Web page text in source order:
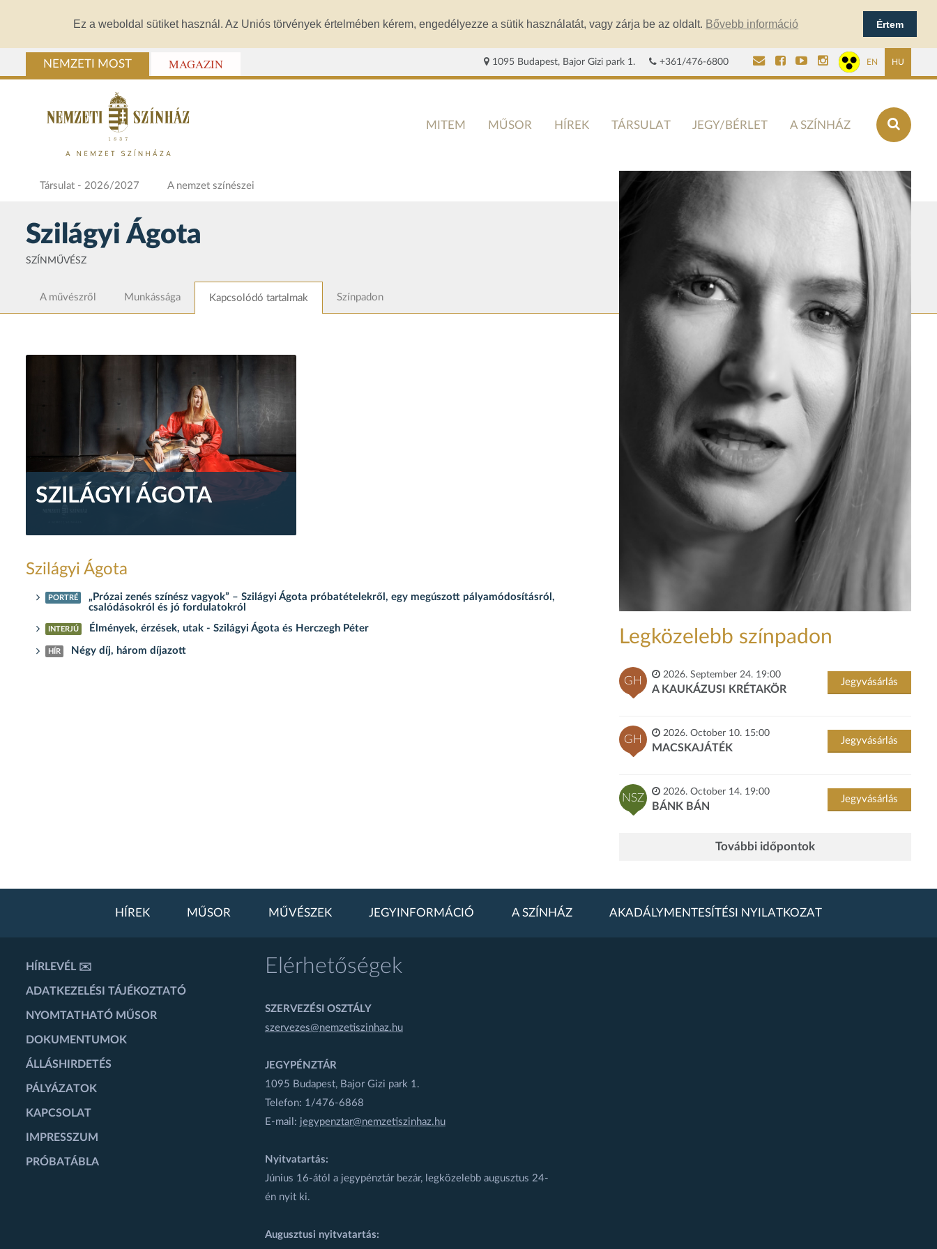
Ez a weboldal sütiket használ. Az Uniós törvények értelmében kérem, engedélyezze a sütik használatát, vagy zárja be az oldalt. Bővebb információ Értem
NEMZETI MOST MAGAZIN 1095 Budapest, Bajor Gizi park 1. +361/476-6800 EN HU
MITEM MŰSOR HÍREK TÁRSULAT JEGY/BÉRLET A SZÍNHÁZ
Társulat - 2026/2027 A nemzet színészei
Szilágyi Ágota
SZÍNMŰVÉSZ
A művészről Munkássága Kapcsolódó tartalmak Színpadon
SZILÁGYI ÁGOTA
Szilágyi Ágota
PORTRÉ
„Prózai zenés színész vagyok” – Szilágyi Ágota próbatételekről, egy megúszott pályamódosításról,
csalódásokról és jó fordulatokról
INTERJÚ Élmények, érzések, utak - Szilágyi Ágota és Herczegh Péter
HÍR Négy díj, három díjazott
Legközelebb színpadon
GH
2026. September 24. 19:00
A KAUKÁZUSI KRÉTAKÖR
Jegyvásárlás
GH
2026. October 10. 15:00
MACSKAJÁTÉK
Jegyvásárlás
NSZ
2026. October 14. 19:00
BÁNK BÁN
Jegyvásárlás
További időpontok
HÍREK MŰSOR MŰVÉSZEK JEGYINFORMÁCIÓ A SZÍNHÁZ AKADÁLYMENTESÍTÉSI NYILATKOZAT
HÍRLEVÉL ✉️
ADATKEZELÉSI TÁJÉKOZTATÓ
NYOMTATHATÓ MŰSOR
DOKUMENTUMOK
ÁLLÁSHIRDETÉS
PÁLYÁZATOK
KAPCSOLAT
IMPRESSZUM
PRÓBATÁBLA
Elérhetőségek
SZERVEZÉSI OSZTÁLY
szervezes@nemzetiszinhaz.hu
JEGYPÉNZTÁR
1095 Budapest, Bajor Gizi park 1.
Telefon: 1/476-6868
E-mail: jegypenztar@nemzetiszinhaz.hu
Nyitvatartás:
Június 16-ától a jegypénztár bezár, legközelebb augusztus 24-
én nyit ki.
Augusztusi nyitvatartás: